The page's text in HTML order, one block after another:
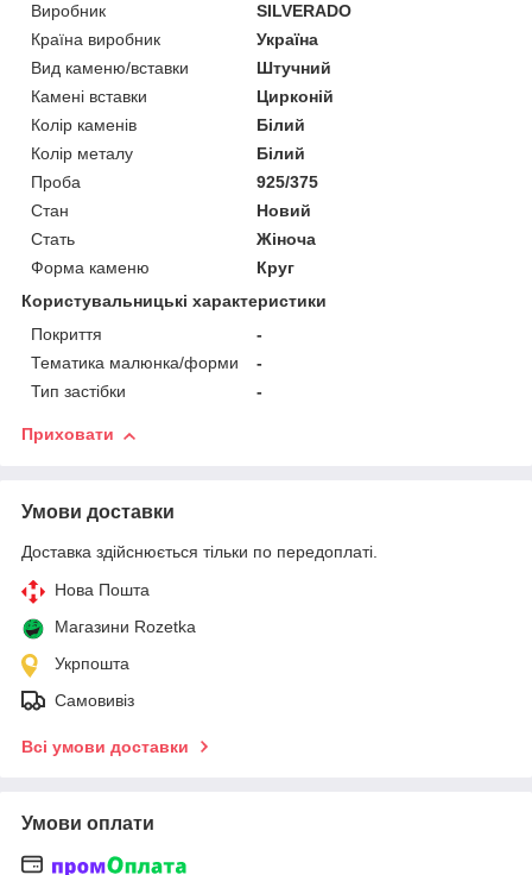
Виробник
SILVERADO
Країна виробник
Україна
Вид каменю/вставки
Штучний
Камені вставки
Цирконій
Колір каменів
Білий
Колір металу
Білий
Проба
925/375
Стан
Новий
Стать
Жіноча
Форма каменю
Круг
Користувальницькі характеристики
Покриття
-
Тематика малюнка/форми
-
Тип застібки
-
Приховати
Умови доставки
Доставка здійснюється тільки по передоплаті.
Нова Пошта
Магазини Rozetka
Укрпошта
Самовивіз
Всі умови доставки
Умови оплати